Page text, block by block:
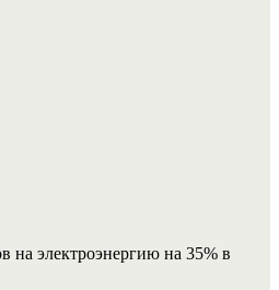
на электроэнергию на 35% в